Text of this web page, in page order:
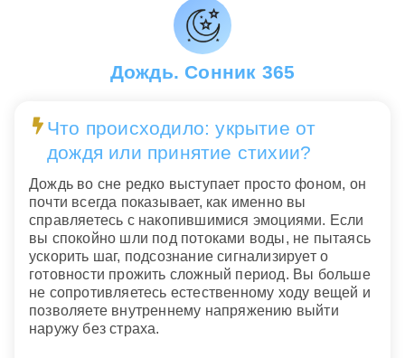
Дождь. Сонник 365
Что происходило: укрытие от
дождя или принятие стихии?
Дождь во сне редко выступает просто фоном, он
почти всегда показывает, как именно вы
справляетесь с накопившимися эмоциями. Если
вы спокойно шли под потоками воды, не пытаясь
ускорить шаг, подсознание сигнализирует о
готовности прожить сложный период. Вы больше
не сопротивляетесь естественному ходу вещей и
позволяете внутреннему напряжению выйти
наружу без страха.